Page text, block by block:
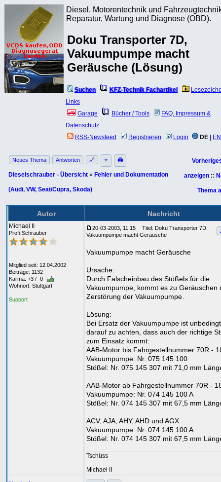
Diesel, Motorentechnik und
Reparatur, Wartung und Diagnose (OBD).
Doku Transporter 7D,
Vakuumpumpe macht
Geräusche (Lösung)
Suchen KFZ-Technik Fachartikel
Links
Garage
Bücher / Tools
FAQ, Impressum &
Datenschutz
RSS-Newsfeed
Registrieren Login DE EN
Neues Thema Antworten 🔗 ⭐ 🖨
Dieselschrauber - Übersicht » Fehler und Dokumentation
(Audi, VW, Seat/Cupra, Skoda)
anzeigen ::
Thema
Autor Nachricht
Michael II
Profi-Schrauber
Mitglied seit: 12.04.2002
Beiträge: 1132
Karma: +3 / -0
Wohnort: Stuttgart
Support
20-03-2003, 11:15
Titel: Doku Transporter 7D,
Vakuumpumpe macht Geräusche
Vakuumpumpe macht Geräusche
Ursache:
Durch Falscheinbau des Stößels für die
Vakuumpumpe, kommt es zu Geräuschen
Zerstörung der Vakuumpumpe.
Lösung:
Bei Ersatz der Vakuumpumpe ist unbedingt
darauf zu achten, dass auch der richtige
zum Einsatz kommt:
AAB-Motor bis Fahrgestellnummer 70R -
Vakuumpumpe: Nr. 075 145 100
Stößel: Nr. 075 145 307 mit 71,0 mm
AAB-Motor ab Fahrgestellnummer 70R -
Vakuumpumpe: Nr. 074 145 100 A
Stößel: Nr. 074 145 307 mit 67,5 mm
ACV, AJA, AHY, AHD und AGX
Vakuumpumpe: Nr. 074 145 100 A
Stößel: Nr. 074 145 307 mit 67,5 mm
Tschüss
Michael II